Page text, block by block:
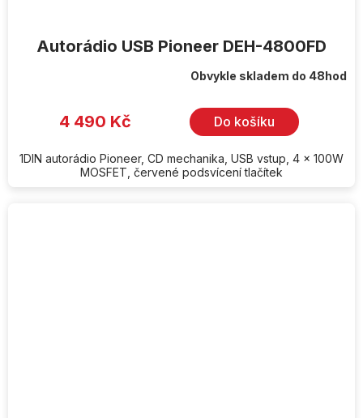
Autorádio USB Pioneer DEH-4800FD
Obvykle skladem do 48hod
4 490 Kč Do košíku
1DIN autorádio Pioneer, CD mechanika, USB vstup, 4 x 100W
MOSFET, červené podsvícení tlačítek